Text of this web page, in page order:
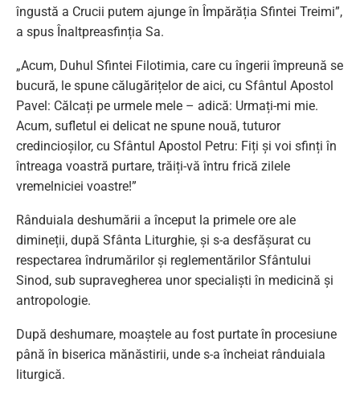
îngustă a Crucii putem ajunge în Împărăția Sfintei Treimi”,
a spus Înaltpreasfinția Sa.
„Acum, Duhul Sfintei Filotimia, care cu îngerii împreună se
bucură, le spune călugărițelor de aici, cu Sfântul Apostol
Pavel: Călcați pe urmele mele – adică: Urmați-mi mie.
Acum, sufletul ei delicat ne spune nouă, tuturor
credincioșilor, cu Sfântul Apostol Petru: Fiți și voi sfinți în
întreaga voastră purtare, trăiți-vă întru frică zilele
vremelniciei voastre!”
Rânduiala deshumării a început la primele ore ale
dimineții, după Sfânta Liturghie, și s-a desfășurat cu
respectarea îndrumărilor și reglementărilor Sfântului
Sinod, sub supravegherea unor specialiști în medicină și
antropologie.
După deshumare, moaștele au fost purtate în procesiune
până în biserica mănăstirii, unde s-a încheiat rânduiala
liturgică.